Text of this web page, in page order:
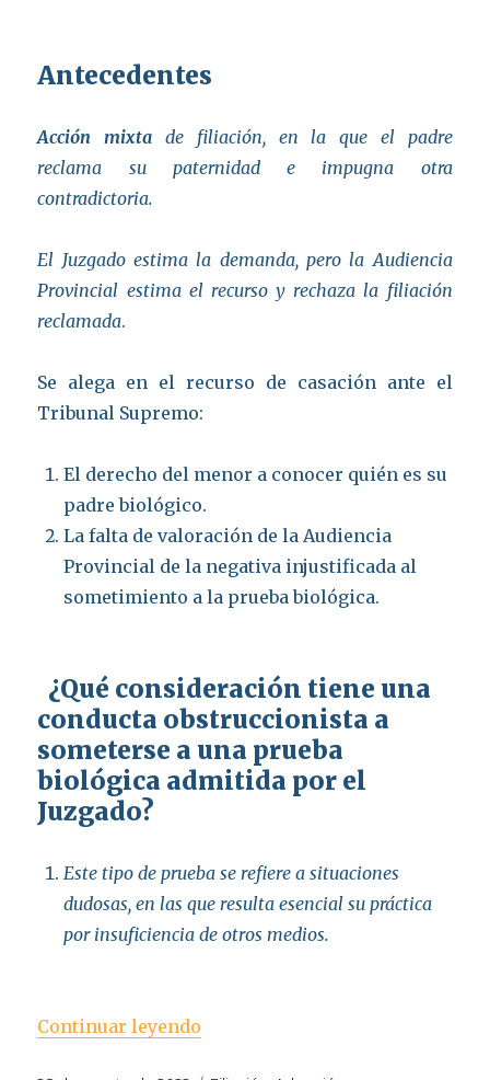
Antecedentes
Acción mixta de filiación, en la que el padre
reclama su paternidad e impugna otra
contradictoria.
El Juzgado estima la demanda, pero la Audiencia
Provincial estima el recurso y rechaza la filiación
reclamada.
Se alega en el recurso de casación ante el
Tribunal Supremo:
El derecho del menor a conocer quién es su
padre biológico.
La falta de valoración de la Audiencia
Provincial de la negativa injustificada al
sometimiento a la prueba biológica.
¿Qué consideración tiene una
conducta obstruccionista a
someterse a una prueba
biológica admitida por el
Juzgado?
Este tipo de prueba se refiere a situaciones
dudosas, en las que resulta esencial su práctica
por insuficiencia de otros medios.
Continuar leyendo